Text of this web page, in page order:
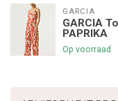
GARCIA
GARCIA
PAPRIKA
Op voorraad